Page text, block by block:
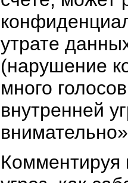
утрате
(нарушение
много
внутренней
Комментируя